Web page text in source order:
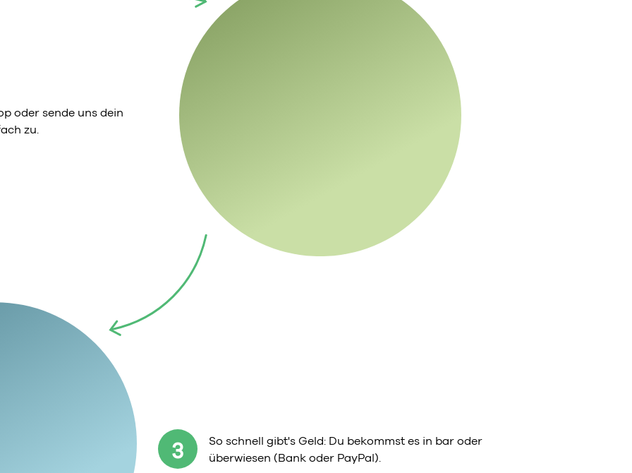
oder sende uns dein
zu.
3
So schnell gibt's Geld: Du bekommst es in bar oder
überwiesen (Bank oder PayPal).